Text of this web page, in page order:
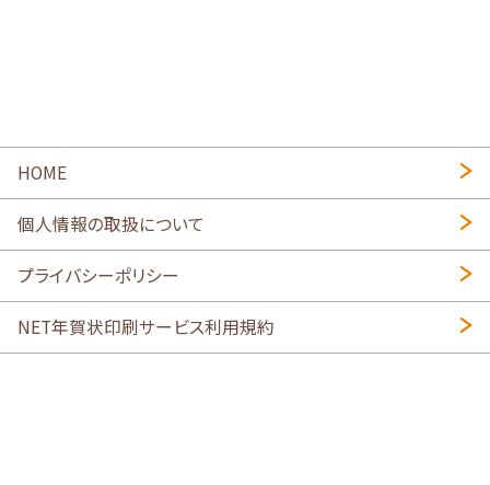
HOME
個人情報の取扱について
プライバシーポリシー
NET年賀状印刷サービス利用規約